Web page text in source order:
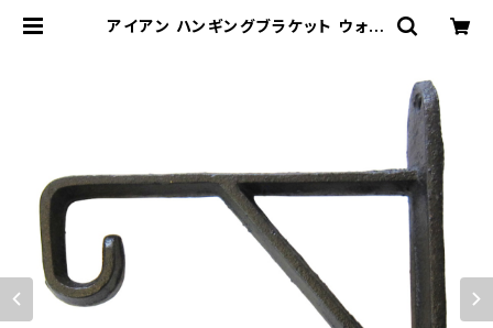
アイアン ハンギングブラケット ウォー